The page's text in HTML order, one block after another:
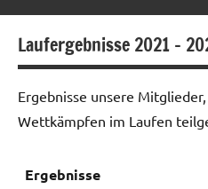
Laufergebnisse 2021 –
Ergebnisse unsere
Wettkämpfen im Laufen
Ergebnisse